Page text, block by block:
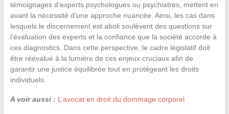
témoignages d’experts psychologues ou psychiatres, mettent en
avant la nécessité d’une approche nuancée. Ainsi, les cas dans
lesquels le discernement est aboli soulèvent des questions sur
l’évaluation des experts et la confiance que la société accorde à
ces diagnostics. Dans cette perspective, le cadre législatif doit
être réévalué à la lumière de ces enjeux cruciaux afin de
garantir une justice équilibrée tout en protégeant les droits
individuels.
A voir aussi : L’avocat en droit du dommage corporel